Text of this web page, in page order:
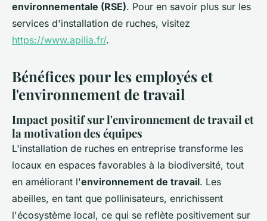
environnementale (RSE). Pour en savoir plus sur les
services d'installation de ruches, visitez
https://www.apilia.fr/.
Bénéfices pour les employés et
l'environnement de travail
Impact positif sur l'environnement de travail et
la motivation des équipes
L'installation de ruches en entreprise transforme les
locaux en espaces favorables à la biodiversité, tout
en améliorant l'environnement de travail. Les
abeilles, en tant que pollinisateurs, enrichissent
l'écosystème local, ce qui se reflète positivement sur